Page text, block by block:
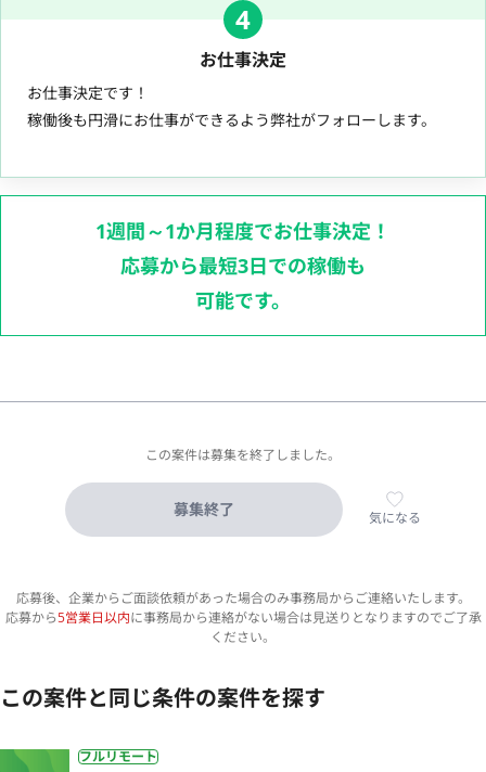
4
お仕事決定
お仕事決定です！
稼働後も円滑にお仕事ができるよう弊社がフォローします。
1週間～1か月程度でお仕事決定！
応募から最短3日での稼働も
可能です。
この案件は募集を終了しました。
募集終了 気になる
応募後、企業からご面談依頼があった場合のみ事務局からご連絡いたします。
応募から5営業日以内に事務局から連絡がない場合は見送りとなりますのでご了承
ください。
この案件と同じ条件の案件を探す
フルリモート